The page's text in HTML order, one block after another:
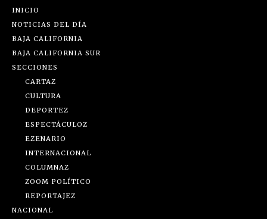
INICIO
NOTICIAS DEL DÍA
BAJA CALIFORNIA
BAJA CALIFORNIA SUR
SECCIONES
CARTAZ
CULTURA
DEPORTEZ
ESPECTÁCULOZ
EZENARIO
INTERNACIONAL
COLUMNAZ
ZOOM POLÍTICO
REPORTAJEZ
NACIONAL